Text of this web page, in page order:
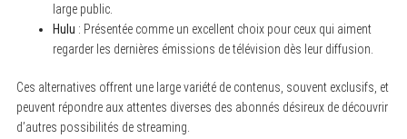
large public.
Hulu : Présentée comme un excellent choix pour ceux qui aiment
regarder les dernières émissions de télévision dès leur diffusion.
Ces alternatives offrent une large variété de contenus, souvent exclusifs, et
peuvent répondre aux attentes diverses des abonnés désireux de découvrir
d’autres possibilités de streaming.